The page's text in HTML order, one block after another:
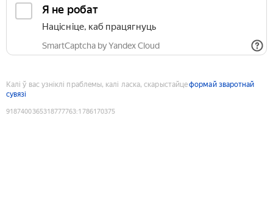
Я не робат
Націсніце, каб працягнуць
SmartCaptcha by Yandex Cloud
Калі ў вас узніклі праблемы, калі ласка, скарыстайцеформай зваротнай
сувязі
9187400365318777763:1786170375